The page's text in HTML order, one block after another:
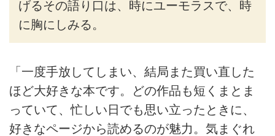
げるその語り口は、時にユーモラスで、時
に胸にしみる。
「一度手放してしまい、結局また買い直した
ほど大好きな本です。どの作品も短くまとま
っていて、忙しい日でも思い立ったときに、
好きなページから読めるのが魅力。気まぐれ